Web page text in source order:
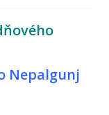
Nepalgunj